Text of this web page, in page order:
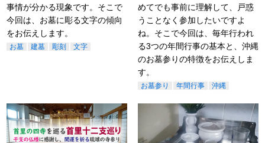
事情が分かる現象です。そこで
今回は、お墓に彫る文字の傾向
をお伝えします。
お墓 建墓 彫刻 文字
めてでも事前に理解して、戸惑
うことなく参加したいですよ
ね。そこで今回は、毎年行われ
る3つの年間行事の基本と、沖縄
のお墓参りの特徴をお伝えしま
す。
お墓参り 年間行事 沖縄